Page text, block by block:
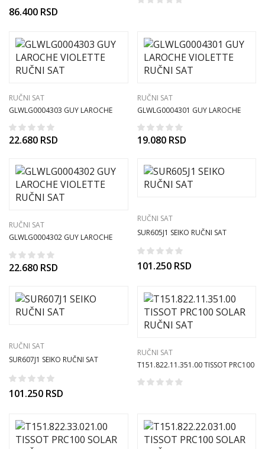
86.400 RSD
RUČNI SAT
GLWLG0004303 GUY LAROCHE
VIOLETTE RUČNI SAT
22.680 RSD
RUČNI SAT
GLWLG0004301 GUY LAROCHE
VIOLETTE RUČNI SAT
19.080 RSD
RUČNI SAT
GLWLG0004302 GUY LAROCHE
VIOLETTE RUČNI SAT
22.680 RSD
RUČNI SAT
SUR605J1 SEIKO RUČNI SAT
101.250 RSD
RUČNI SAT
SUR607J1 SEIKO RUČNI SAT
101.250 RSD
RUČNI SAT
T151.822.11.351.00 TISSOT PRC100
SOLAR RUČNI SAT